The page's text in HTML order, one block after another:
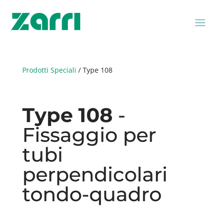
Prodotti Speciali / Type 108
Type 108 -
Fissaggio per
tubi
perpendicolari
tondo-quadro